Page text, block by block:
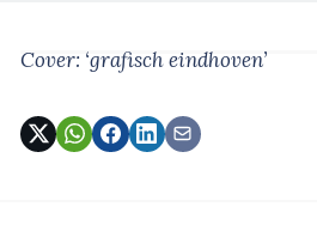
Cover: ‘grafisch eindhoven’